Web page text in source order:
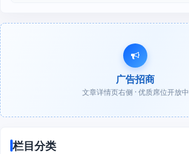
广告招商
文章详情页右侧 · 优质席位开放中
栏目分类